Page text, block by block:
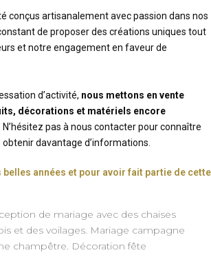
conçus artisanalement avec passion dans nos
de proposer des créations uniques tout
et notre engagement en faveur de
d’activité, nous mettons en vente
décorations et matériels encore
N’hésitez pas à nous contacter pour connaître
davantage d’informations.
belles années et pour avoir fait partie de cette